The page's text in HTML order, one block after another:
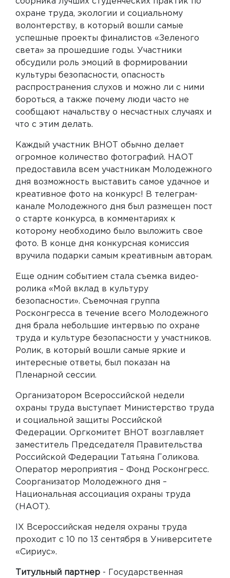
охране труда, экологии и социальному
волонтерству, в который вошли самые
успешные проекты финалистов «Зеленого
света» за прошедшие годы. Участники
обсудили роль эмоций в формировании
культуры безопасности, опасность
распространения слухов и можно ли с ними
бороться, а также почему люди часто не
сообщают начальству о несчастных случаях и
что с этим делать.
Каждый участник ВНОТ обычно делает
огромное количество фотографий. НАОТ
предоставила всем участникам Молодежного
дня возможность выставить самое удачное и
креативное фото на конкурс! В телеграм-
канале Молодежного дня был размещен пост
о старте конкурса, в комментариях к
которому необходимо было выложить свое
фото. В конце дня конкурсная комиссия
вручила подарки самым креативным авторам.
Еще одним событием стала съемка видео-
ролика «Мой вклад в культуру
безопасности». Съемочная группа
Росконгресса в течение всего Молодежного
дня брала небольшие интервью по охране
труда и культуре безопасности у участников.
Ролик, в который вошли самые яркие и
интересные ответы, был показан на
Пленарной сессии.
Организатором Всероссийской недели
охраны труда выступает Министерство труда
и социальной защиты Российской
Федерации. Оргкомитет ВНОТ возглавляет
заместитель Председателя Правительства
Российской Федерации Татьяна Голикова.
Оператор мероприятия – Фонд Росконгресс.
Соорганизатор Молодежного дня –
Национальная ассоциация охраны труда
(НАОТ).
IX Всероссийская неделя охраны труда
проходит с 10 по 13 сентября в Университете
«Сириус».
Титульный партнер - Государственная